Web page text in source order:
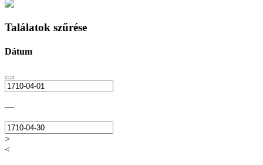
Találatok szűrése
Dátum
—
>
<